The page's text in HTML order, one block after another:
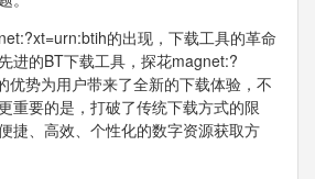
的出现，下载工具的革命
进的BT下载工具，探花magnet:?
优势为用户带来了全新的下载体验，不
重要的是，打破了传统下载方式的限
捷、高效、个性化的数字资源获取方